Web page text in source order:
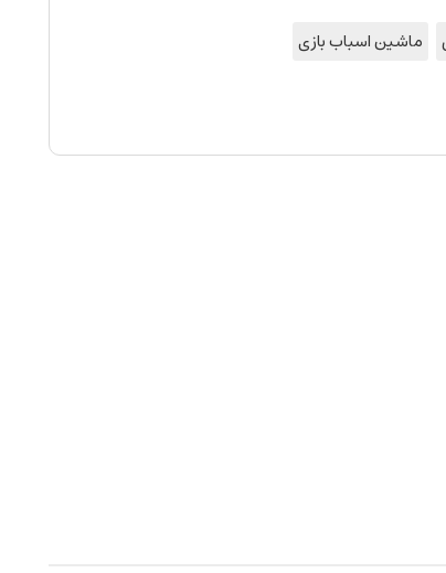
ماشین اسباب بازی